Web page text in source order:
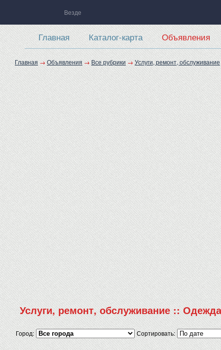
Везде
Главная Каталог-карта Объявления
Главная→Объявления→Все рубрики→Услуги, ремонт, обслуживание
Услуги, ремонт, обслуживание ::
Город: Сортировать: